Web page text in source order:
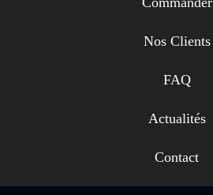
Nos Clients
FAQ
Actualités
Contact